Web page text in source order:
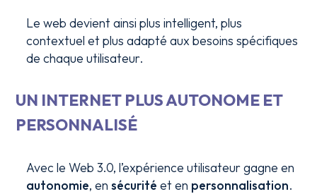
Le web devient ainsi plus intelligent, plus
contextuel et plus adapté aux besoins spécifiques
de chaque utilisateur.
UN INTERNET PLUS AUTONOME ET
PERSONNALISÉ
Avec le Web 3.0, l’expérience utilisateur gagne en
autonomie, ensécurité et en personnalisation.